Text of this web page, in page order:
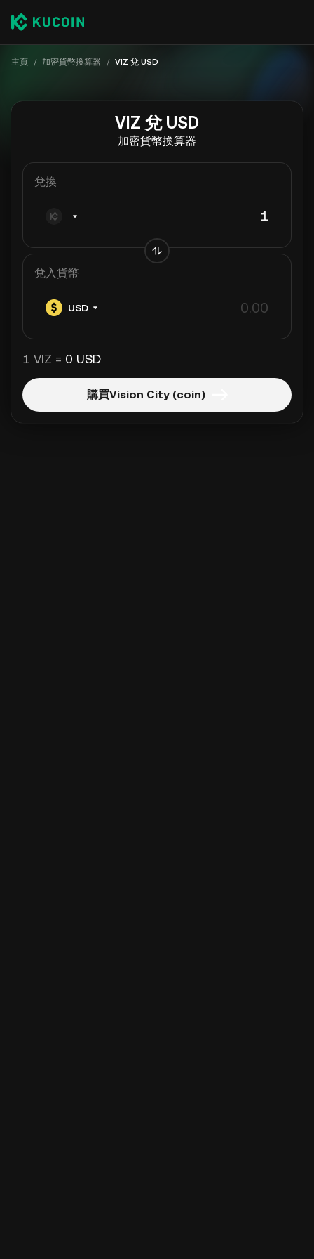
主頁 / 加密貨幣換算器 / VIZ 兌 USD
VIZ 兌 USD
加密貨幣換算器
兌換
兌入貨幣
USD
1 VIZ = 0 USD
購買Vision City (coin)